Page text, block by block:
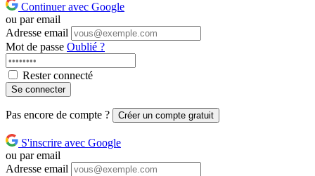
Continuer avec Google
ou par email
Adresse email
Mot de passe Oublié ?
Rester connecté
Se connecter
Pas encore de compte ? Créer un compte gratuit
S'inscrire avec Google
ou par email
Adresse email